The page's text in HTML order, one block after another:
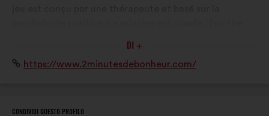
visites de convivialité ou en famille, le jeu a sa place
DI +
Sitohttps://www.2minutesdebonheur.com/
CONDIVIDI QUESTO PROFILO